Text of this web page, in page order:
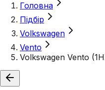
Головна
Підбір
Volkswagen
Vento
Volkswagen Vento